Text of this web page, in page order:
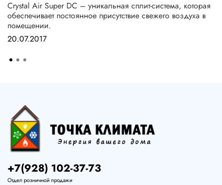
Crystal Air Super DC – уникальная сплит-система, которая
обеспечивает постоянное присутствие свежего воздуха в
помещении.
20.07.2017
+7(928) 102-37-73
Отдел розничной продажи